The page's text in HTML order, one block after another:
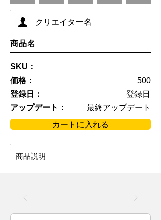
クリエイター名
商品名
SKU：
価格：
500
登録日：
登録日
アップデート：
最終アップデート
カートに入れる
商品説明